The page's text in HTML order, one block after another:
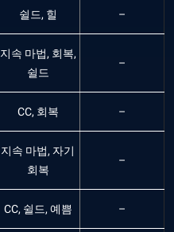
쉴드, 힐 –
지속 마법, 회복,
쉴드
–
CC, 회복 –
지속 마법, 자기
회복
–
CC, 쉴드, 예쁨 –